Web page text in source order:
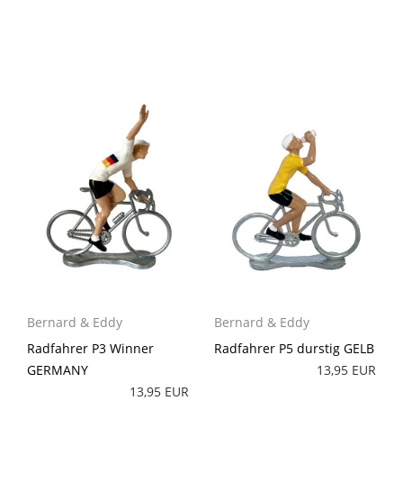
Bernard & Eddy
Radfahrer P3 Winner
GERMANY
13,95 EUR
Bernard & Eddy
Radfahrer P5 durstig GELB
13,95 EUR